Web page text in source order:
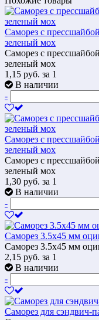
Саморез с
зеленый мох
Саморез с
зеленый мох
1,15 руб. за 1
В наличии
-
Саморез с
зеленый мох
Саморез с
зеленый мох
1,30 руб. за 1
В наличии
-
Саморез 3.5х45 мм
Саморез 3.5х45 мм
2,15 руб. за 1
В наличии
-
Саморез для сэндвич-